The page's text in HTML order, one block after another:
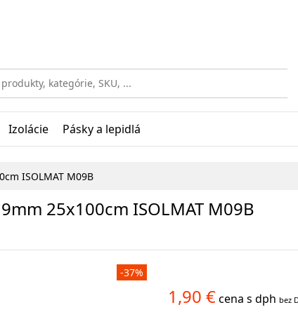
Izolácie Pásky a lepidlá
ISOLMAT M09B
25x100cm ISOLMAT M09B
-37%
1,90 €cena s dph